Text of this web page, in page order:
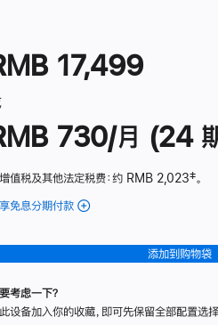
17,499
730/月 (24
值税及其他法定税费：约 RMB 2,023脚
‡。
免息分期付款 (Studio
-
纳
理
添加到购物袋
考虑一下？
设备加入你的收藏，即可先保留全部配置选